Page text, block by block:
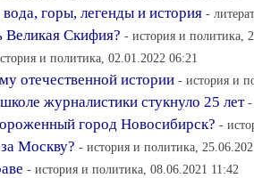
горы, легенды и история -
Великая Скифия? - история и политика,
и политика, 02.01.2022 06:21
отечественной истории - история и
журналистики стукнуло 25 лет -
город Новосибирcк? -
Москву? - история и политика,
- история и политика, 08.06.2021 11:42